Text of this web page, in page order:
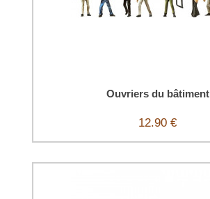
Ouvriers du bâtiment
12.90 €